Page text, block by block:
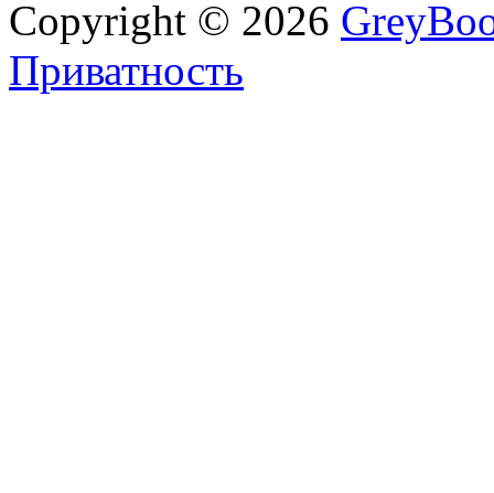
Copyright © 2026
Приватность